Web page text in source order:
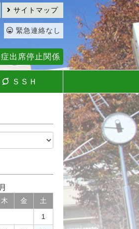
サイトマップ
緊急連絡なし
出席停止関係
ＳＳＨ
木 金 土
1